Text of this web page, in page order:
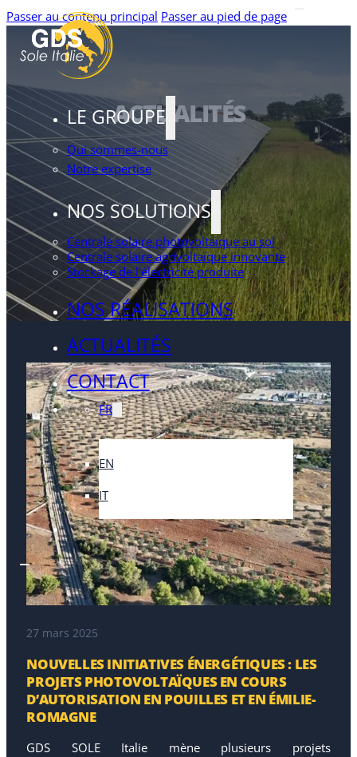
Passer au contenu principal Passer au pied de page
LE GROUPE
Qui sommes-nous
Notre expertise
NOS SOLUTIONS
Centrale solaire photovoltaïque au sol
Centrale solaire agrivoltaïque innovante
Stockage de l'électricité produite
NOS RÉALISATIONS
ACTUALITÉS
CONTACT
FR
EN
IT
ACTUALITÉS
27 mars 2025
NOUVELLES INITIATIVES ÉNERGÉTIQUES : LES
PROJETS PHOTOVOLTAÏQUES EN COURS
D’AUTORISATION EN POUILLES ET EN ÉMILIE-
ROMAGNE
GDS SOLE Italie mène plusieurs projets